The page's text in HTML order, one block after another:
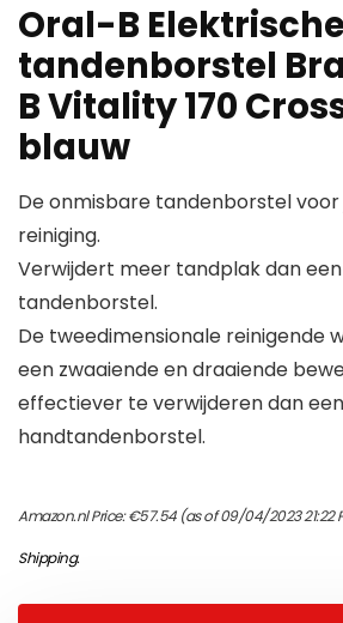
Oral-B Elektrische
tandenborstel
B Vitality 170
blauw
De onmisbare tandenborstel voor
reiniging.
Verwijdert meer tandplak dan
tandenborstel.
De tweedimensionale reinigende
een zwaaiende en draaiende
effectiever te verwijderen dan
handtandenborstel.
Amazon.nl Price:€57.54(as of 09/04/2023 21:22
Shipping.